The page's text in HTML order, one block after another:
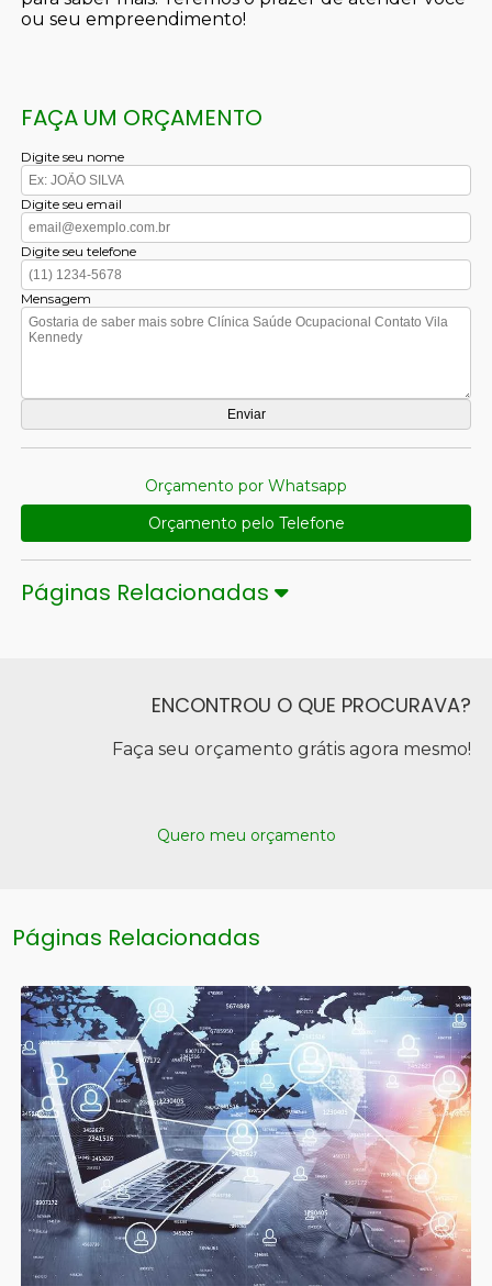
ou seu empreendimento!
FAÇA UM ORÇAMENTO
Digite seu nome
Digite seu email
Digite seu telefone
Mensagem
Orçamento por Whatsapp
Orçamento pelo Telefone
Páginas Relacionadas
ENCONTROU O QUE PROCURAVA?
Faça seu orçamento grátis agora mesmo!
Quero meu orçamento
Páginas Relacionadas